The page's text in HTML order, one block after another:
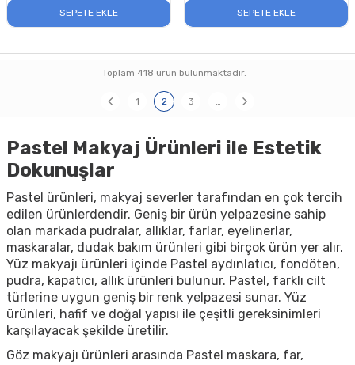
SEPETE EKLE SEPETE EKLE
Toplam 418 ürün bulunmaktadır.
1 2 3 …
Pastel Makyaj Ürünleri ile Estetik
Dokunuşlar
Pastel ürünleri, makyaj severler tarafından en çok tercih
edilen ürünlerdendir. Geniş bir ürün yelpazesine sahip
olan markada pudralar, allıklar, farlar, eyelinerlar,
maskaralar, dudak bakım ürünleri gibi birçok ürün yer alır.
Yüz makyajı ürünleri içinde Pastel aydınlatıcı, fondöten,
pudra, kapatıcı, allık ürünleri bulunur. Pastel, farklı cilt
türlerine uygun geniş bir renk yelpazesi sunar. Yüz
ürünleri, hafif ve doğal yapısı ile çeşitli gereksinimleri
karşılayacak şekilde üretilir.
Göz makyajı ürünleri arasında Pastel maskara, far,